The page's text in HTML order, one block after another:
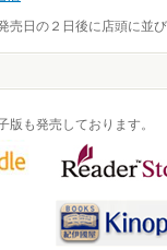
売日の２日後に店頭に並
版も発売しております。